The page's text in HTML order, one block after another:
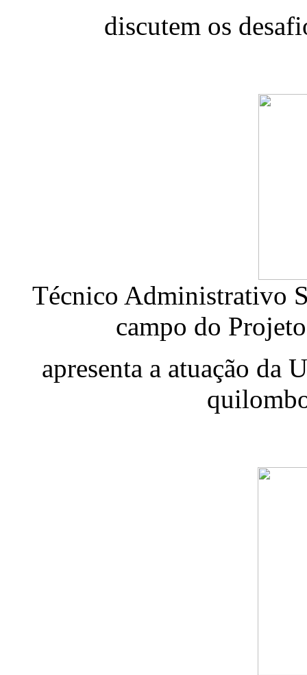
discutem os
Técnico Administrativo
campo do
apresenta a atuação da